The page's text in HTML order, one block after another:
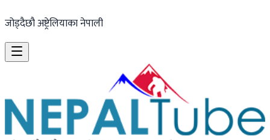
जोड्दैछौ अष्ट्रेलियाका नेपाली